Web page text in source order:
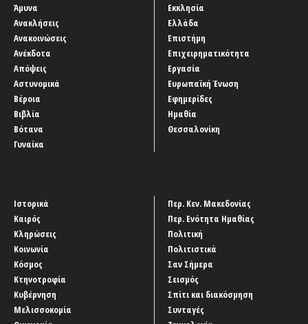
Άμυνα
Ανακλήσεις
Ανακοινώσεις
Ανέκδοτα
Απόψεις
Αστυνομικά
Βέροια
Βιβλία
Βότανα
Γυναίκα
Εκκλησία
Ελλάδα
Επιστήμη
Επιχειρηματικότητα
Εργασία
Ευρωπαϊκή Ένωση
Εφημερίδες
Ημαθία
Θεσσαλονίκη
Ιστορικά
Καιρός
Κληρώσεις
Κοινωνία
Κόσμος
Κτηνοτροφία
Κυβέρνηση
Μελισσοκομία
Περ. Κεν. Μακεδονίας
Περ. Ενότητα Ημαθίας
Πολιτική
Πολιτιστικά
Σαν Σήμερα
Σεισμός
Σπίτι και διακόσμηση
Συνταγές